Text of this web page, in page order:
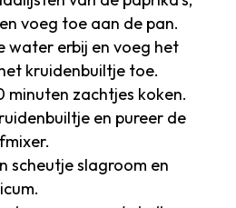
voeg toe aan de pan.
water erbij en voeg het
kruidenbuiltje toe.
minuten zachtjes koken.
en pureer de
scheutje slagroom en